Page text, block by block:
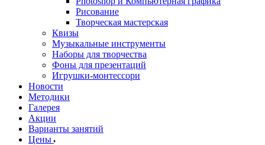
Рисование
Творческая мастерская
Квизы
Музыкальные инструменты
Наборы для творчества
Фоны для презентаций
Игрушки-монтессори
Новости
Методики
Галерея
Акции
Варианты занятий
Цены